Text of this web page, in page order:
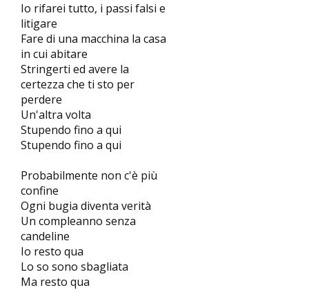
Io rifarei tutto, i passi falsi e
litigare
Fare di una macchina la casa
in cui abitare
Stringerti ed avere la
certezza che ti sto per
perdere
Un'altra volta
Stupendo fino a qui
Stupendo fino a qui
Probabilmente non c'è più
confine
Ogni bugia diventa verità
Un compleanno senza
candeline
Io resto qua
Lo so sono sbagliata
Ma resto qua